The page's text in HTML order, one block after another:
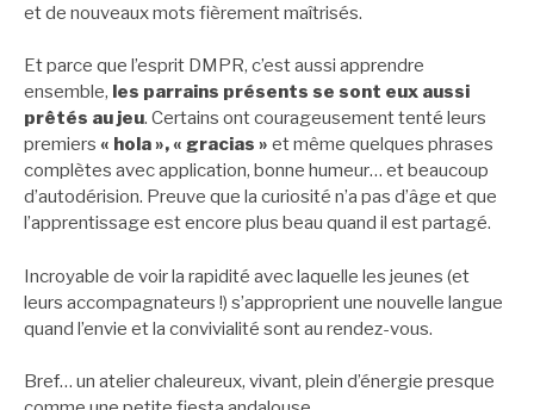
et de nouveaux mots fièrement maîtrisés.
Et parce que l’esprit DMPR, c’est aussi apprendre
ensemble, les parrains présents se sont eux aussi
prêtés au jeu. Certains ont courageusement tenté leurs
premiers « hola », « gracias » et même quelques phrases
complètes avec application, bonne humeur… et beaucoup
d’autodérision. Preuve que la curiosité n’a pas d’âge et que
l’apprentissage est encore plus beau quand il est partagé.
Incroyable de voir la rapidité avec laquelle les jeunes (et
leurs accompagnateurs !) s’approprient une nouvelle langue
quand l’envie et la convivialité sont au rendez-vous.
Bref… un atelier chaleureux, vivant, plein d’énergie presque